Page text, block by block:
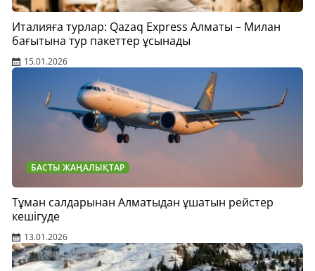
Италияға турлар: Qazaq Express Алматы – Милан
бағытына тур пакеттер ұсынады
15.01.2026
БАСТЫ ЖАҢАЛЫҚТАР
Тұман салдарынан Алматыдан ұшатын рейстер
кешігуде
13.01.2026